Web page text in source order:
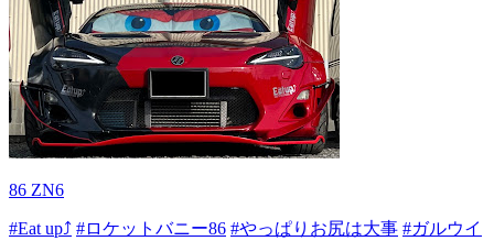
86 ZN6
#Eat up⤴ #ロケットバニー86 #やっぱりお尻は大事 #ガルウイ